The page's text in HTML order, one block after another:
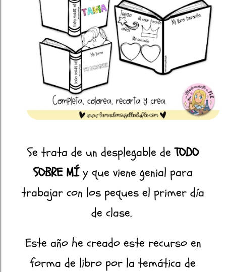
Se trata de un desplegable deTODO
SOBRE MÍy que viene genial para
trabajar con los peques el primer día
de clase.
Este año he creado este recurso en
forma de libro por la temática de